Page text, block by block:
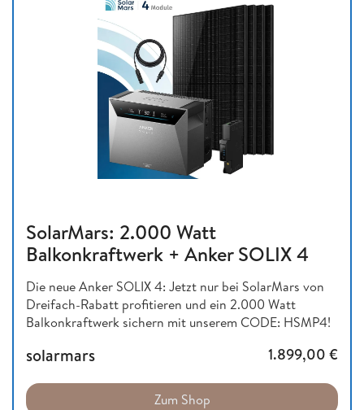
SolarMars: 2.000 Watt
Balkonkraftwerk + Anker SOLIX 4
Die neue Anker SOLIX 4: Jetzt nur bei SolarMars von
Dreifach-Rabatt profitieren und ein 2.000 Watt
Balkonkraftwerk sichern mit unserem CODE: HSMP4!
solarmars 1.899,00 €
Zum Shop